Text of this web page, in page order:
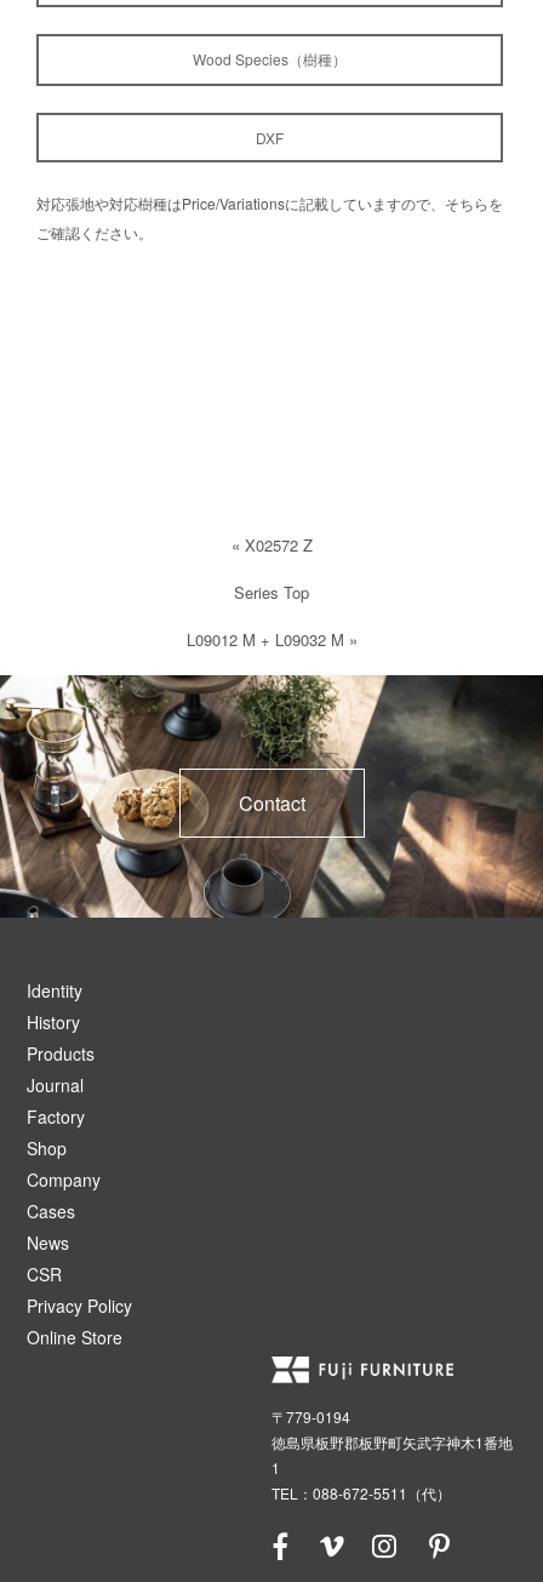
Wood Species（樹種）
DXF
対応張地や対応樹種はPrice/Variationsに記載していますので、そちらを
ご確認ください。
« X02572 Z
Series Top
L09012 M + L09032 M »
Contact
Identity
History
Products
Journal
Factory
Shop
Company
Cases
News
CSR
Privacy Policy
Online Store
〒779-0194
徳島県板野郡板野町矢武字神木1番地
1
TEL：088-672-5511（代）